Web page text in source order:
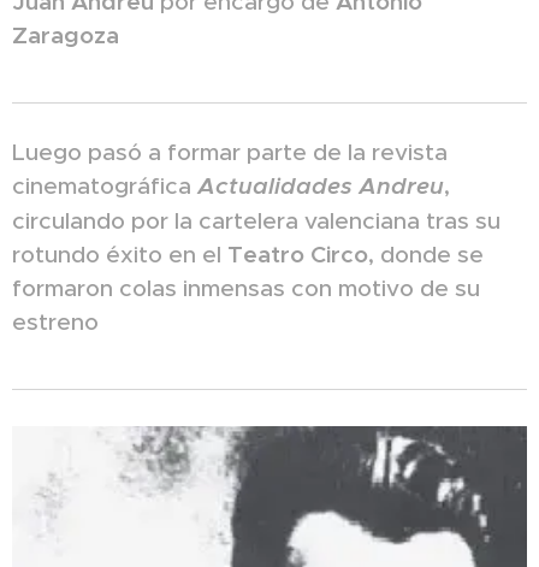
Zaragoza
Luego pasó a formar parte de la revista
cinematográfica Actualidades Andreu,
circulando por la cartelera valenciana tras su
rotundo éxito en el Teatro Circo, donde se
formaron colas inmensas con motivo de su
estreno